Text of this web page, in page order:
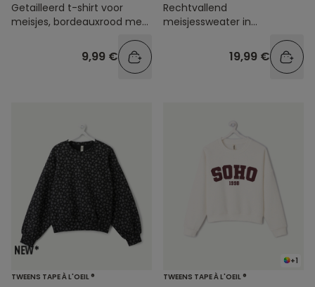
Getailleerd t-shirt voor
meisjes, bordeauxrood met
9,99 €
Rechtvallend
meisjessweater in
19,99 €
TWEENS TAPE À L'OEIL ®
+1
TWEENS TAPE À L'OEIL ®